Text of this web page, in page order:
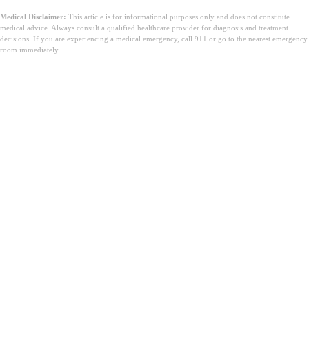
Medical Disclaimer: This article is for informational purposes only and does not constitute
medical advice. Always consult a qualified healthcare provider for diagnosis and treatment
decisions. If you are experiencing a medical emergency, call 911 or go to the nearest emergency
room immediately.